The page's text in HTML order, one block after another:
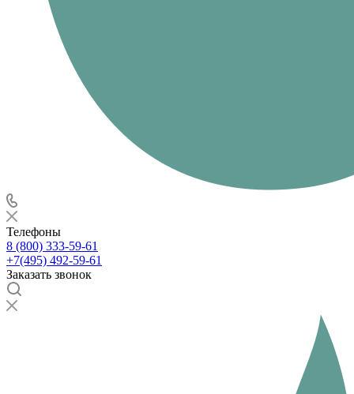
Телефоны
8 (800) 333-59-61
+7(495) 492-59-61
Заказать звонок